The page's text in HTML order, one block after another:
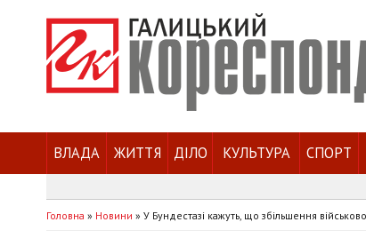
ВЛАДА ЖИТТЯ ДІЛО КУЛЬТУРА СПОРТ
Головна » Новини » У Бундестазі кажуть, що збільшення